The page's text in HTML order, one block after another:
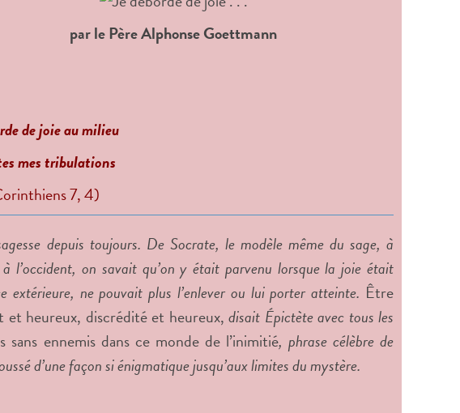
par le Père Alphonse Goettmann
de joie au milieu
mes tribulations
7, 4)
depuis toujours. De Socrate, le modèle même du sage, à
l’occident, on savait qu’on y était parvenu lorsque la joie était
extérieure, ne pouvait plus l’enlever ou lui porter atteinte. Être
et heureux, discrédité et heureux, disait Épictète avec tous les
ennemis dans ce monde de l’inimitié, phrase célèbre de
d’une façon si énigmatique jusqu’aux limites du mystère.